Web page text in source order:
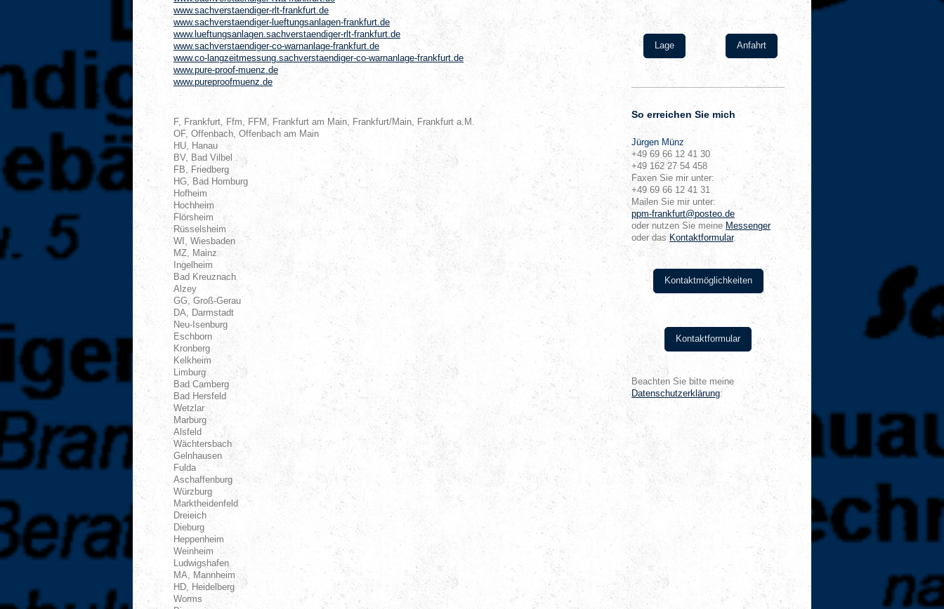
www.sachverstaendiger-rlt-frankfurt.de
www.sachverstaendiger-lueftungsanlagen-frankfurt.de
www.lueftungsanlagen.sachverstaendiger-rlt-frankfurt.de
www.sachverstaendiger-co-warnanlage-frankfurt.de
www.co-langzeitmessung.sachverstaendiger-co-warnanlage-frankfurt.de
www.pure-proof-muenz.de
www.pureproofmuenz.de
F, Frankfurt, Ffm, FFM, Frankfurt am Main, Frankfurt/Main, Frankfurt a.M.
OF, Offenbach, Offenbach am Main
HU, Hanau
BV, Bad Vilbel
FB, Friedberg
HG, Bad Homburg
Hofheim
Hochheim
Flörsheim
Rüsselsheim
WI, Wiesbaden
MZ, Mainz
Ingelheim
Bad Kreuznach
Alzey
GG, Groß-Gerau
DA, Darmstadt
Neu-Isenburg
Eschborn
Kronberg
Kelkheim
Limburg
Bad Camberg
Bad Hersfeld
Wetzlar
Marburg
Alsfeld
Wächtersbach
Gelnhausen
Fulda
Aschaffenburg
Würzburg
Marktheidenfeld
Dreieich
Dieburg
Heppenheim
Weinheim
Ludwigshafen
MA, Mannheim
HD, Heidelberg
Worms
Lage Anfahrt
So erreichen Sie mich
Jürgen Münz
+49 69 66 12 41 30
+49 162 27 54 458
Faxen Sie mir unter:
+49 69 66 12 41 31
Mailen Sie mir unter:
ppm-frankfurt@posteo.de
oder nutzen Sie meine Messenger
oder dasKontaktformular.
Kontaktmöglichkeiten
Kontaktformular
Beachten Sie bitte meine
Datenschutzerklärung: